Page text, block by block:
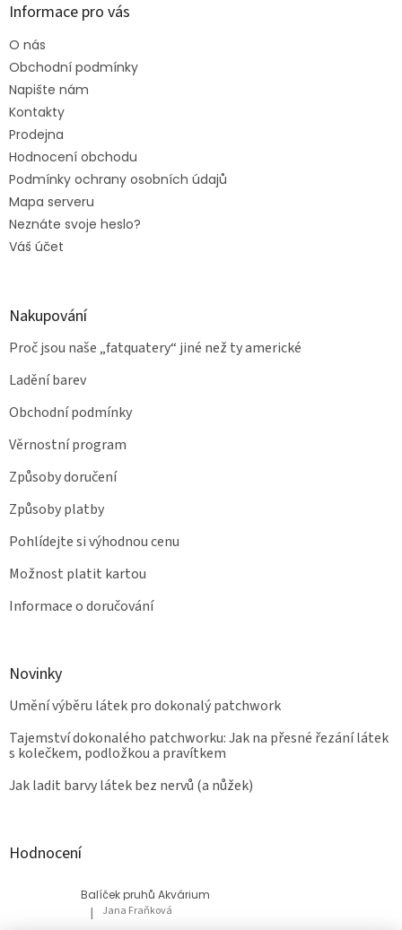
Informace pro vás
O nás
Obchodní podmínky
Napište nám
Kontakty
Prodejna
Hodnocení obchodu
Podmínky ochrany osobních údajů
Mapa serveru
Neznáte svoje heslo?
Váš účet
Nakupování
Proč jsou naše „fatquatery“ jiné než ty americké
Ladění barev
Obchodní podmínky
Věrnostní program
Způsoby doručení
Způsoby platby
Pohlídejte si výhodnou cenu
Možnost platit kartou
Informace o doručování
Novinky
Umění výběru látek pro dokonalý patchwork
Tajemství dokonalého patchworku: Jak na přesné řezání látek
s kolečkem, podložkou a pravítkem
Jak ladit barvy látek bez nervů (a nůžek)
Hodnocení
Balíček pruhů Akvárium
Hodnocení produktu je 5 z 5 hvězdiček.
| Jana Fraňková